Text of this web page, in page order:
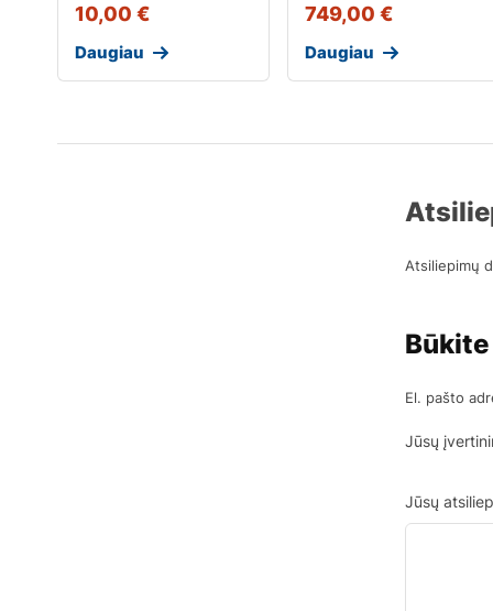
10,00 €
Daugiau
749,00€
Daugiau
Atsiliepimų
Būkite
El. pašto
Jūsų
Jūsų